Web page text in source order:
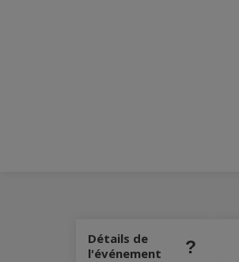
Détails de
l'événement